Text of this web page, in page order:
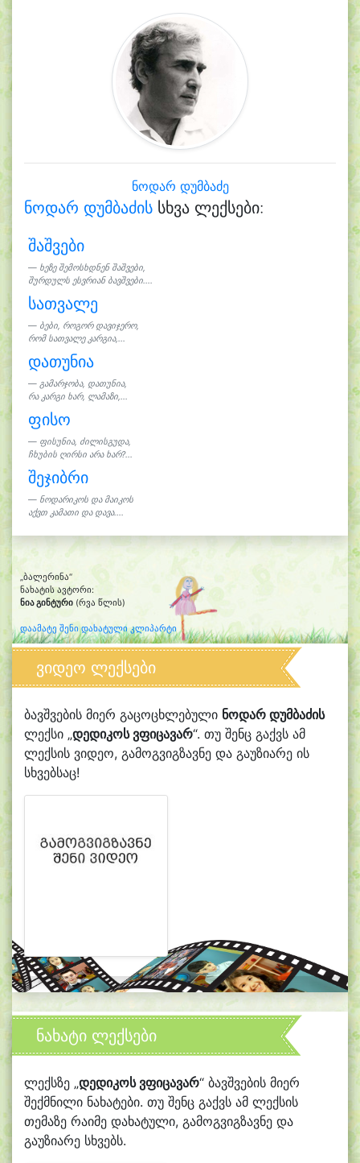
ნოდარ დუმბაძე
ნოდარ დუმბაძის სხვა ლექსები:
შაშვები
ხეზე შემოსხდნენ შაშვები,
შურდულს ესვრიან ბავშვები....
სათვალე
ბები, როგორ დავიჯერო,
რომ სათვალე კარგია,...
დათუნია
გამარჯობა, დათუნია,
რა კარგი ხარ, ლამაზი,...
ფისო
ფისუნია, ძილისგუდა,
ჩხუბის ღირსი არა ხარ?...
შეჯიბრი
ნოდარიკოს და მაიკოს
აქვთ კამათი და დავა....
„ბალერინა“
ნახატის ავტორი:
ნია გინტური (რვა წლის)
დაამატე შენი დახატული კლიპარტი
ვიდეო ლექსები
ბავშვების მიერ გაცოცხლებული ნოდარ დუმბაძის
ლექსი „დედიკოს ვფიცავარ“. თუ შენც გაქვს ამ
ლექსის ვიდეო, გამოგვიგზავნე და გაუზიარე ის
სხვებსაც!
ნახატი ლექსები
ლექსზე „დედიკოს ვფიცავარ“ ბავშვების მიერ
შექმნილი ნახატები. თუ შენც გაქვს ამ ლექსის
თემაზე რაიმე დახატული, გამოგვიგზავნე და
გაუზიარე სხვებს.